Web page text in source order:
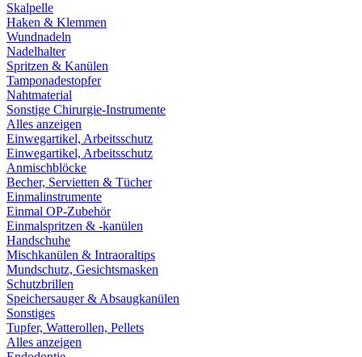
Skalpelle
Haken & Klemmen
Wundnadeln
Nadelhalter
Spritzen & Kanülen
Tamponadestopfer
Nahtmaterial
Sonstige Chirurgie-Instrumente
Alles anzeigen
Einwegartikel, Arbeitsschutz
Einwegartikel, Arbeitsschutz
Anmischblöcke
Becher, Servietten & Tücher
Einmalinstrumente
Einmal OP-Zubehör
Einmalspritzen & -kanülen
Handschuhe
Mischkanülen & Intraoraltips
Mundschutz, Gesichtsmasken
Schutzbrillen
Speichersauger & Absaugkanülen
Sonstiges
Tupfer, Watterollen, Pellets
Alles anzeigen